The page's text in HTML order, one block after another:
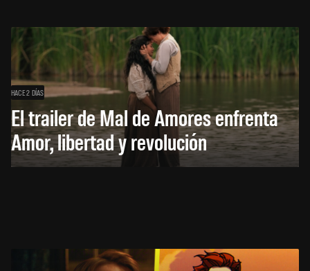
HACE 2 DÍAS
El trailer de Mal de Amores enfrenta
Amor, libertad y revolución